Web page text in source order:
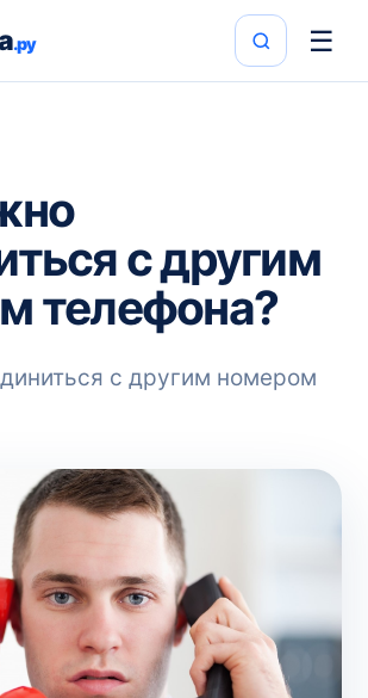
.ру ☰
с другим
телефона?
с другим номером